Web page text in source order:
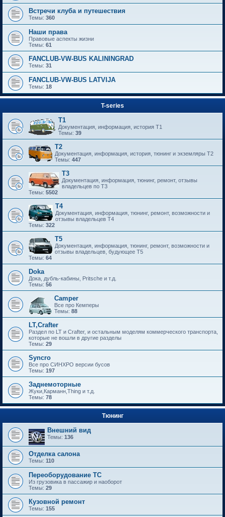
Встречи клуба и путешествия
Темы: 360
Наши права
Правовые аспекты жизни
Темы: 61
FANCLUB-VW-BUS KALININGRAD
Темы: 31
FANCLUB-VW-BUS LATVIJA
Темы: 18
T-series
T1
Документация, информация, история T1
Темы: 39
T2
Документация, информация, история, тюнинг и экземляры T2
Темы: 447
T3
Документация, информация, тюнинг, ремонт, отзывы
владельцев по T3
Темы: 5502
T4
Документация, информация, тюнинг, ремонт, возможности и
отзывы владельцев T4
Темы: 322
T5
Документация, информация, тюнинг, ремонт, возможности и
отзывы владельцев, будующее T5
Темы: 64
Doka
Дока, дубль-кабины, Pritsche и т.д.
Темы: 56
Camper
Все про Кемперы
Темы: 88
LT,Crafter
Раздел по LT и Crafter, и остальным моделям коммерческого транспорта,
которые не вошли в другие разделы
Темы: 29
Syncro
Все про СИНХРО версии бусов
Темы: 197
Заднемоторные
Жуки,Карманн,Thing и т.д.
Темы: 78
Тюнинг
Внешний вид
Темы: 136
Отделка салона
Темы: 110
Переоборудование ТС
Из грузовика в пассажир и наоборот
Темы: 29
Кузовной ремонт
Темы: 155